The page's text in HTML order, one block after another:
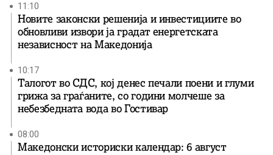
11:10
Новите законски решенија и инвестициите во
обновливи извори ја градат енергетската
независност на Македонија
10:17
Талогот во СДС, кој денес печали поени и глуми
грижа за граѓаните, со години молчеше за
небезбедната вода во Гостивар
08:00
Македонски историски календар: 6 август